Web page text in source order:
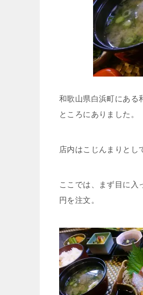
和歌山県白浜町にある
ところにありました。
店内はこじんまりとし
ここでは、まず目に
円を注文。